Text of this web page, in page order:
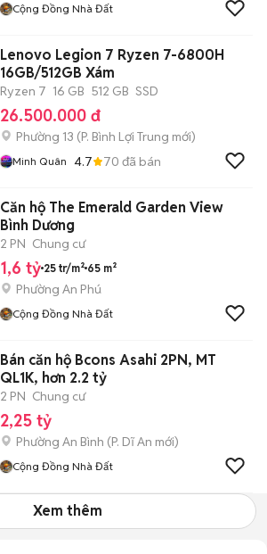
Cộng Đồng Nhà Đất
Lenovo Legion 7 Ryzen 7-6800H
16GB/512GB Xám
Ryzen 7 16 GB 512 GB SSD
26.500.000 đ
Phường 13 (P. Bình Lợi Trung mới)
Minh Quân 4.7 70 đã bán
Căn hộ The Emerald Garden View
Bình Dương
2 PN Chung cư
1,6 tỷ 25 tr/m² 65 m²
Phường An Phú
Cộng Đồng Nhà Đất
Bán căn hộ Bcons Asahi 2PN, MT
QL1K, hơn 2.2 tỷ
2 PN Chung cư
2,25 tỷ
Phường An Bình (P. Dĩ An mới)
Cộng Đồng Nhà Đất
Xem thêm